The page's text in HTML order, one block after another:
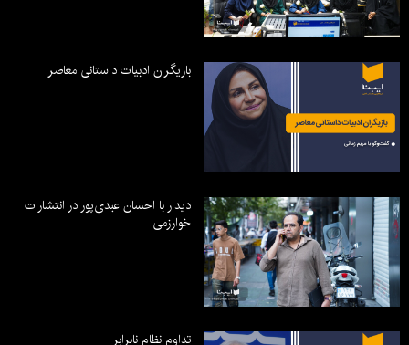
بازیگران ادبیات داستانی معاصر
دیدار با احسان عبدی‌پور در انتشارات
خوارزمی
تداوم نظام نابرابر